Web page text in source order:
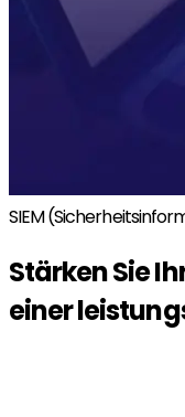
SIEM
Stärken Sie
einer